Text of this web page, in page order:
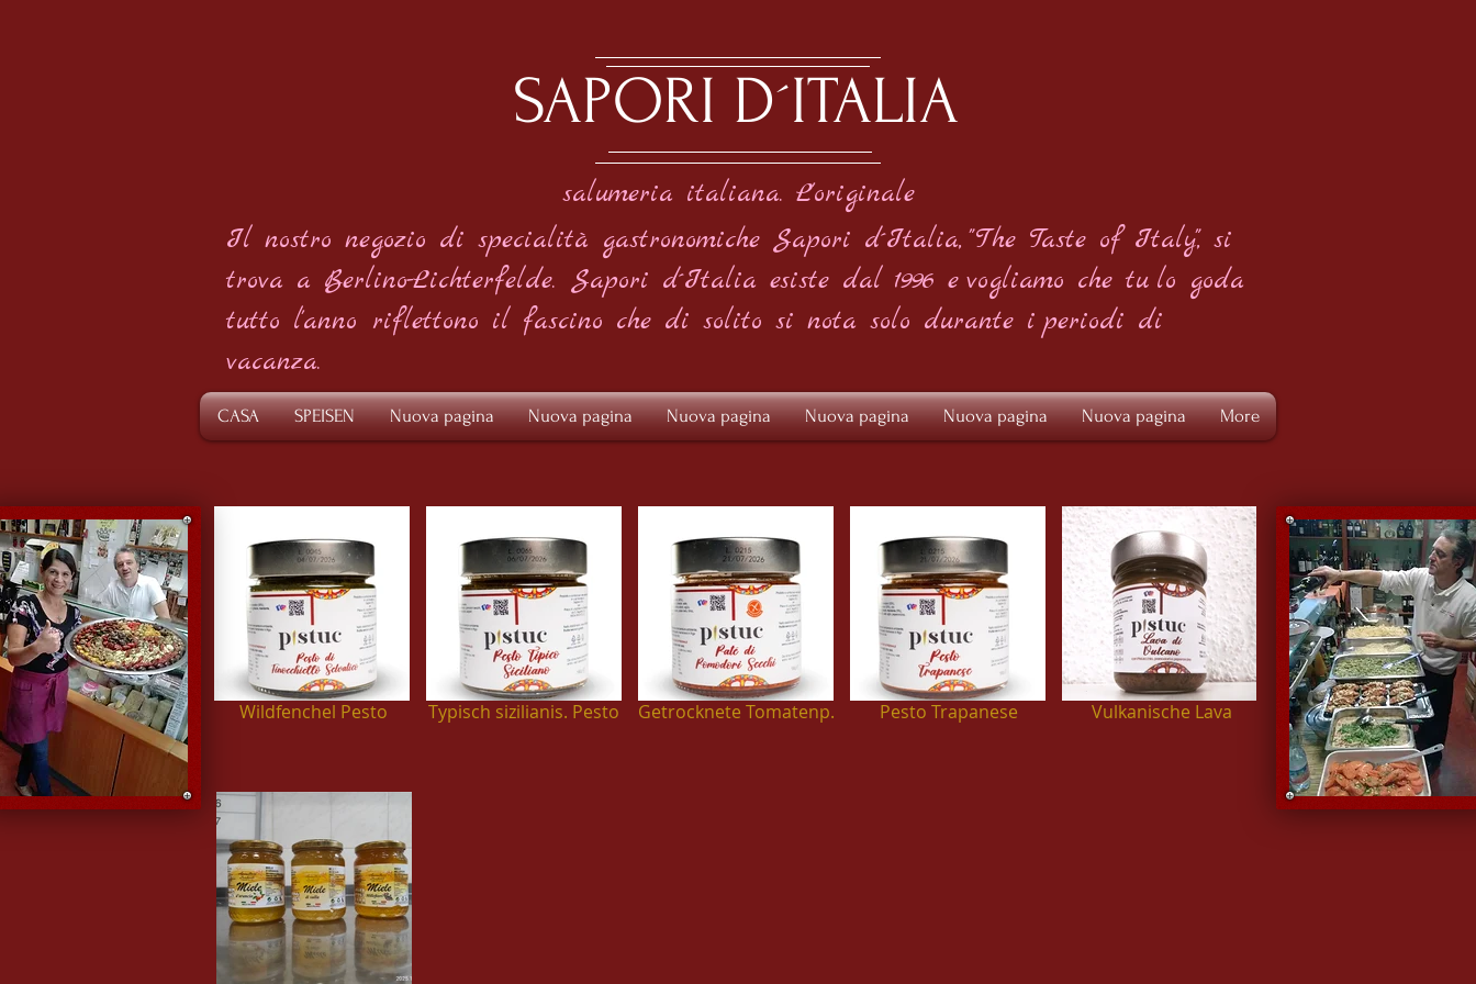
SAPORI D´ITALIA
salumeria italiana. L'originale
Il nostro negozio di specialità gastronomiche Sapori d´Italia, "The Taste of Italy", si
trova a Berlino-Lichterfelde. Sapori d´Italia esiste dal 1996 e vogliamo che tu lo goda
tutto l'anno riflettono il fascino che di solito si nota solo durante i periodi di
vacanza.
CASA SPEISEN Nuova pagina Nuova pagina Nuova pagina Nuova pagina Nuova pagina Nuova pagina More
Wildfenchel Pesto Typisch sizilianis. Pesto Getrocknete Tomatenp. Pesto Trapanese Vulkanische Lava